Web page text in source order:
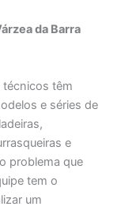
da Barra
têm
e séries de
e
problema que
tem o
um